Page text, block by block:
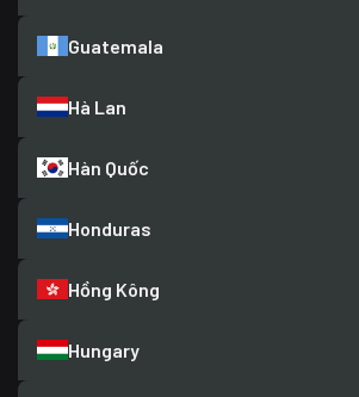
Guatemala
Hà Lan
Hàn Quốc
Honduras
Hồng Kông
Hungary